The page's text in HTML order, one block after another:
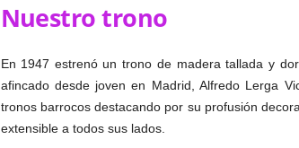
Nuestro trono
En 1947 estrenó un trono de madera tallada y
afincado desde joven en Madrid, Alfredo Lerga
tronos barrocos destacando por su profusión
extensible a todos sus lados.